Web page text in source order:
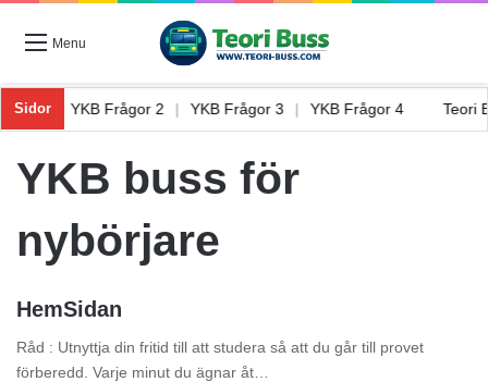
Menu
Sidor
1 YKB Frågor 2 YKB Frågor 3 YKB Frågor 4 Teori
YKB buss för
nybörjare
HemSidan
Råd : Utnyttja din fritid till att studera så att du går till provet
förberedd. Varje minut du ägnar åt…